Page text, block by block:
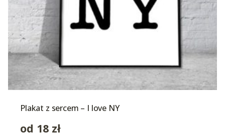
Plakat z sercem – I love NY
od 18 zł